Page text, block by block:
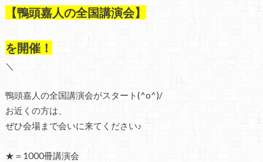
【鴨頭嘉人の全国講演会】
を開催！
＼
鴨頭嘉人の全国講演会がスタート(^o^)/
お近くの方は、
ぜひ会場まで会いに来てください♪
★＝1000冊講演会